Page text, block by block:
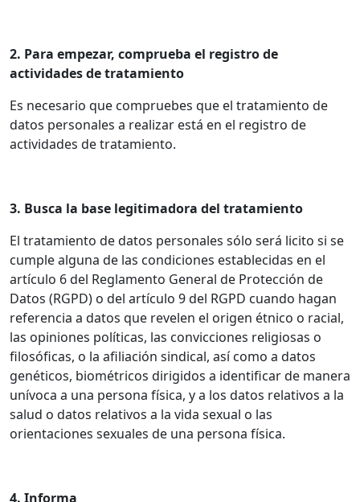
2. Para empezar, comprueba el registro de
actividades de tratamiento
Es necesario que compruebes que el tratamiento de
datos personales a realizar está en el registro de
actividades de tratamiento.
3. Busca la base legitimadora del tratamiento
El tratamiento de datos personales sólo será licito si se
cumple alguna de las condiciones establecidas en el
artículo 6 del Reglamento General de Protección de
Datos (RGPD) o del artículo 9 del RGPD cuando hagan
referencia a datos que revelen el origen étnico o racial,
las opiniones políticas, las convicciones religiosas o
filosóficas, o la afiliación sindical, así como a datos
genéticos, biométricos dirigidos a identificar de manera
unívoca a una persona física, y a los datos relativos a la
salud o datos relativos a la vida sexual o las
orientaciones sexuales de una persona física.
4. Informa